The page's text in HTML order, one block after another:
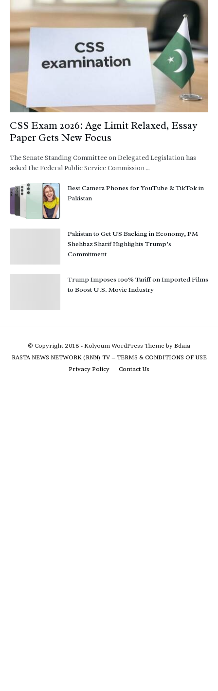
CSS Exam 2026: Age Limit Relaxed, Essay
Paper Gets New Focus
The Senate Standing Committee on Delegated Legislation has
asked the Federal Public Service Commission …
Best Camera Phones for YouTube & TikTok in
Pakistan
Pakistan to Get US Backing in Economy, PM
Shehbaz Sharif Highlights Trump’s
Commitment
Trump Imposes 100% Tariff on Imported Films
to Boost U.S. Movie Industry
© Copyright 2018 - Kolyoum WordPress Theme by Bdaia
RASTA NEWS NETWORK (RNN) TV – TERMS & CONDITIONS OF USE
Privacy Policy
Contact Us